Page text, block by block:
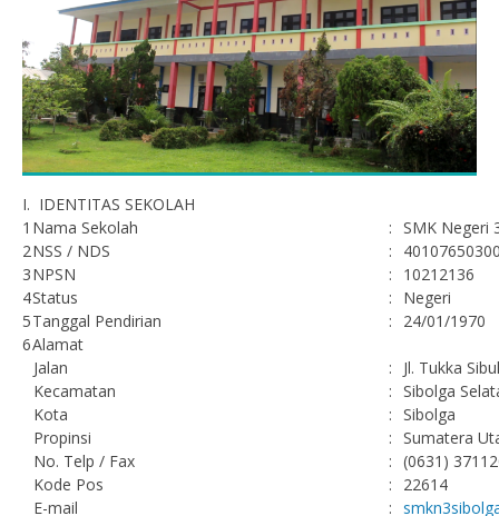
I. IDENTITAS SEKOLAH
1 Nama Sekolah : SMK Negeri
2NSS / NDS :
3NPSN :
10212136
4Status :
Negeri
5Tanggal Pendirian :
24/01/1970
6Alamat
Jalan
:
Jl. Tukka
Kecamatan
: Sibolga
Kota
: Sibolga
Propinsi
: Sumatera
No. Telp / Fax
: (0631)
Kode Pos
:
22614
E-mail
: